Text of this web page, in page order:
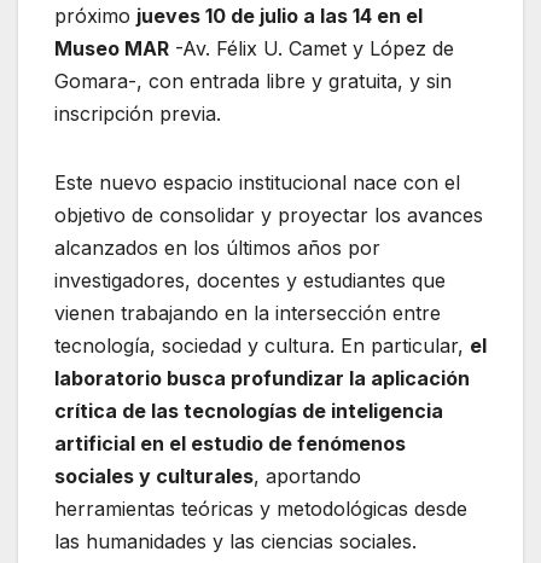
próximo jueves 10 de julio a las 14 en el
Museo MAR -Av. Félix U. Camet y López de
Gomara-, con entrada libre y gratuita, y sin
inscripción previa.
Este nuevo espacio institucional nace con el
objetivo de consolidar y proyectar los avances
alcanzados en los últimos años por
investigadores, docentes y estudiantes que
vienen trabajando en la intersección entre
tecnología, sociedad y cultura. En particular, el
laboratorio busca profundizar la aplicación
crítica de las tecnologías de inteligencia
artificial en el estudio de fenómenos
sociales y culturales, aportando
herramientas teóricas y metodológicas desde
las humanidades y las ciencias sociales.